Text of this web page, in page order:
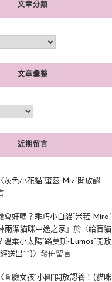
文章分類
文章彙整
近期留言
灰色小花貓“蜜茲-Miz”開放認
會好嗎？乖巧小白貓“米菈-Mira”
雨潔貓咪中途之家 」於〈給盲貓
溫柔小太陽“路莫斯-Lumos”開放
送出^^) 〉發佈留言
圓臉女孩“小圓”開放認養！(貓咪